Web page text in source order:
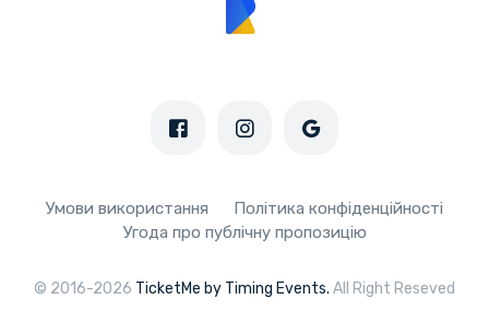
Умови використання
Політика конфіденційності
Угода про публічну пропозицію
© 2016-2026 TicketMe by Timing Events. All Right Reseved